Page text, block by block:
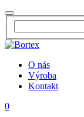
O nás
Výroba
Kontakt
0